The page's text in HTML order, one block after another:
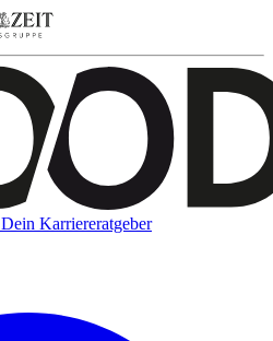
Dein Karriereratgeber